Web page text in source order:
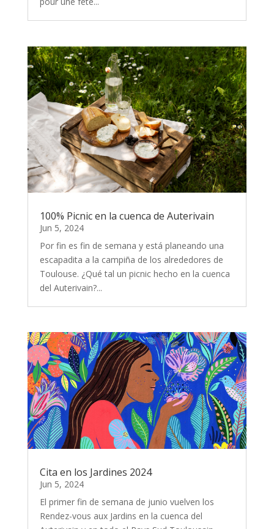
100% Picnic en la cuenca de Auterivain
Jun 5, 2024
Por fin es fin de semana y está planeando una
escapadita a la campiña de los alrededores de
Toulouse. ¿Qué tal un picnic hecho en la cuenca
del Auterivain?...
Cita en los Jardines 2024
Jun 5, 2024
El primer fin de semana de junio vuelven los
Rendez-vous aux Jardins en la cuenca del